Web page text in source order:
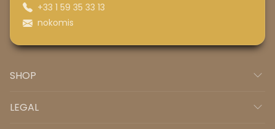
+33 1 59 35 33 13
nokomis
SHOP
LEGAL